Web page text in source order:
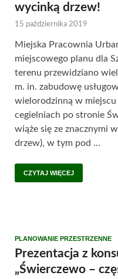
wycinką drzew!
15 października 2019
Miejska Pracownia
miejscowego planu dla
terenu przewidziano
m. in. zabudowę
wielorodzinną w
cegielniach po stronie
wiąże się ze znacznymi
drzew), w tym pod …
CZYTAJ WIĘCEJ
PLANOWANIE PRZESTRZENNE
Prezentacja z
„Świerczewo –